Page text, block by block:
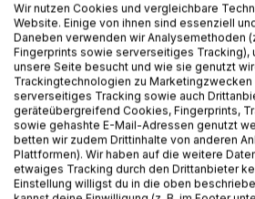
Auf die Merkliste
Titel bewerten
Wir nutzen Cookies und vergleichbare
Website. Einige von ihnen sind essenziell
Daneben verwenden wir Analysemethoden
Fingerprints sowie serverseitiges Tracking),
unsere Seite besucht und wie sie genutzt
Trackingtechnologien zu Marketingzwecken
serverseitiges Tracking sowie auch
geräteübergreifend Cookies, Fingerprints,
sowie gehashte E-Mail-Adressen genutzt
betten wir zudem Drittinhalte von anderen
Plattformen). Wir haben auf die weitere
etwaiges Tracking durch den Drittanbieter
Einstellung willigst du in die oben